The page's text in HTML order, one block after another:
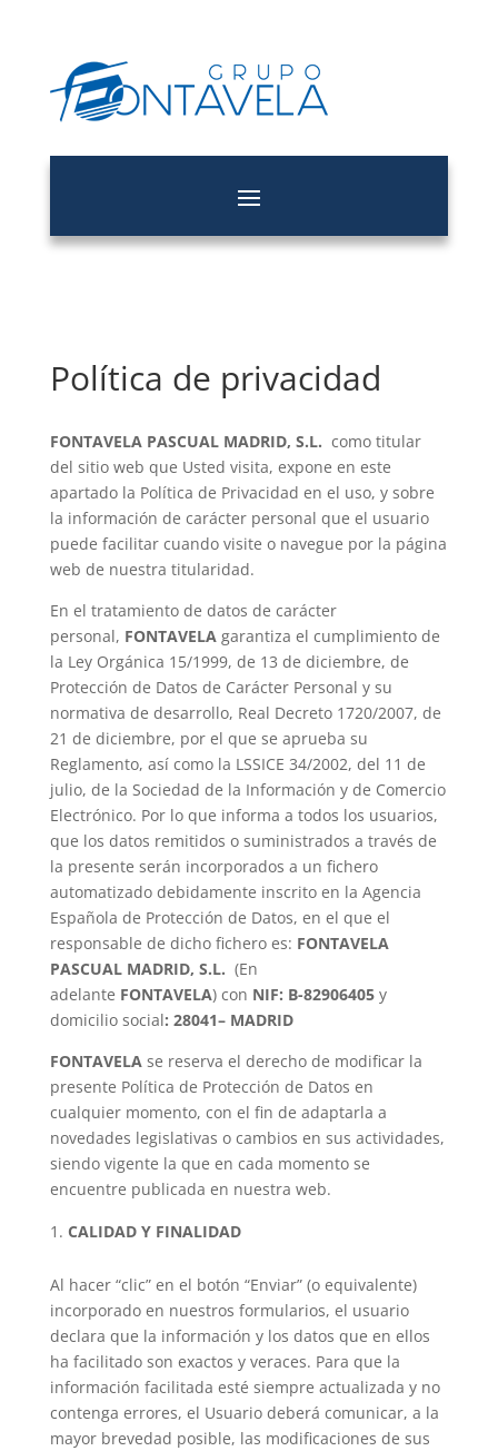
Política de privacidad
FONTAVELA PASCUAL MADRID, S.L. como titular
del sitio web que Usted visita, expone en este
apartado la Política de Privacidad en el uso, y sobre
la información de carácter personal que el usuario
puede facilitar cuando visite o navegue por la página
web de nuestra titularidad.
En el tratamiento de datos de carácter
personal, FONTAVELAgarantiza el cumplimiento de
la Ley Orgánica 15/1999, de 13 de diciembre, de
Protección de Datos de Carácter Personal y su
normativa de desarrollo, Real Decreto 1720/2007, de
21 de diciembre, por el que se aprueba su
Reglamento, así como la LSSICE 34/2002, del 11 de
julio, de la Sociedad de la Información y de Comercio
Electrónico. Por lo que informa a todos los usuarios,
que los datos remitidos o suministrados a través de
la presente serán incorporados a un fichero
automatizado debidamente inscrito en la Agencia
Española de Protección de Datos, en el que el
responsable de dicho fichero es: FONTAVELA
PASCUAL MADRID, S.L. (En
adelante FONTAVELA) con NIF: B-82906405y
domicilio social: 28041– MADRID
FONTAVELAse reserva el derecho de modificar la
presente Política de Protección de Datos en
cualquier momento, con el fin de adaptarla a
novedades legislativas o cambios en sus actividades,
siendo vigente la que en cada momento se
encuentre publicada en nuestra web.
CALIDAD Y FINALIDAD
Al hacer “clic” en el botón “Enviar” (o equivalente)
incorporado en nuestros formularios, el usuario
declara que la información y los datos que en ellos
ha facilitado son exactos y veraces. Para que la
información facilitada esté siempre actualizada y no
contenga errores, el Usuario deberá comunicar, a la
mayor brevedad posible, las modificaciones de sus